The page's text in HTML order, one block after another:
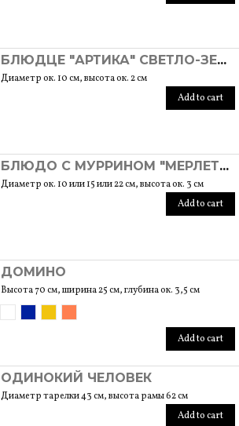
БЛЮДЦЕ "АРТИКА" СВЕТЛО-ЗЕЛЕНОЕ
Диаметр ок. 10 см, высота ок. 2 см
Add to cart
БЛЮДО С МУРРИНОМ "МЕРЛЕТТИ"
Диаметр ок. 10 или 15 или 22 см, высота ок. 3 см
Add to cart
ДОМИНО
Высота 70 см, ширина 25 см, глубина ок. 3,5 см
Add to cart
ОДИНОКИЙ ЧЕЛОВЕК
Диаметр тарелки 43 см, высота рамы 62 см
Add to cart